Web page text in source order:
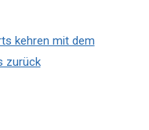
kehren mit dem
zurück